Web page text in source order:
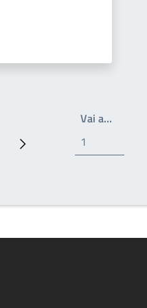
Prossima pagina
Vai a…Write